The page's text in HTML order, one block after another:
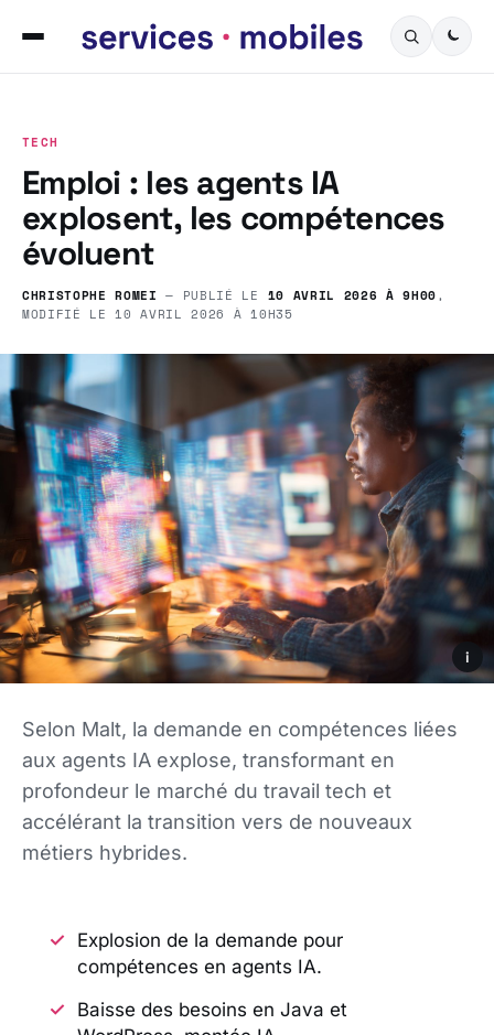
TECH
Emploi : les agents IA
explosent, les compétences
évoluent
CHRISTOPHE ROMEI — PUBLIÉ LE 10 AVRIL 2026 À 9H00,
MODIFIÉ LE10 AVRIL 2026 À 10H35
i
Selon Malt, la demande en compétences liées
aux agents IA explose, transformant en
profondeur le marché du travail tech et
accélérant la transition vers de nouveaux
métiers hybrides.
Explosion de la demande pour
compétences en agents IA.
Baisse des besoins en Java et